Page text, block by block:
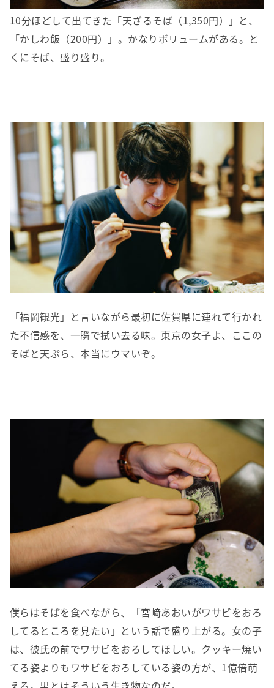
10分ほどして出てきた「天ざるそば（1,350円）」と、
「かしわ飯（200円）」。かなりボリュームがある。と
くにそば、盛り盛り。
「福岡観光」と言いながら最初に佐賀県に連れて行かれ
た不信感を、一瞬で拭い去る味。東京の女子よ、ここの
そばと天ぷら、本当にウマいぞ。
僕らはそばを食べながら、「宮﨑あおいがワサビをおろ
してるところを見たい」という話で盛り上がる。女の子
は、彼氏の前でワサビをおろしてほしい。クッキー焼い
てる姿よりもワサビをおろしている姿の方が、1億倍萌